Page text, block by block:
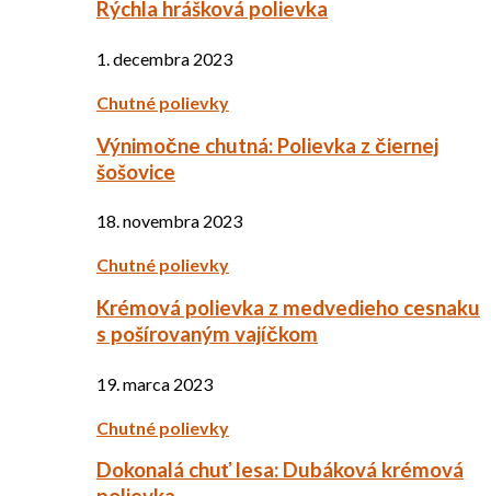
Rýchla hrášková polievka
1. decembra 2023
Chutné polievky
Výnimočne chutná: Polievka z čiernej
šošovice
18. novembra 2023
Chutné polievky
Krémová polievka z medvedieho cesnaku
s pošírovaným vajíčkom
19. marca 2023
Chutné polievky
Dokonalá chuť lesa: Dubáková krémová